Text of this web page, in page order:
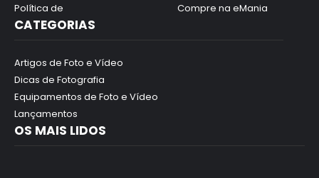
Política de
Compre na eMania
CATEGORIAS
Artigos de Foto e Vídeo
Dicas de Fotografia
Equipamentos de Foto e Vídeo
Lançamentos
OS MAIS LIDOS